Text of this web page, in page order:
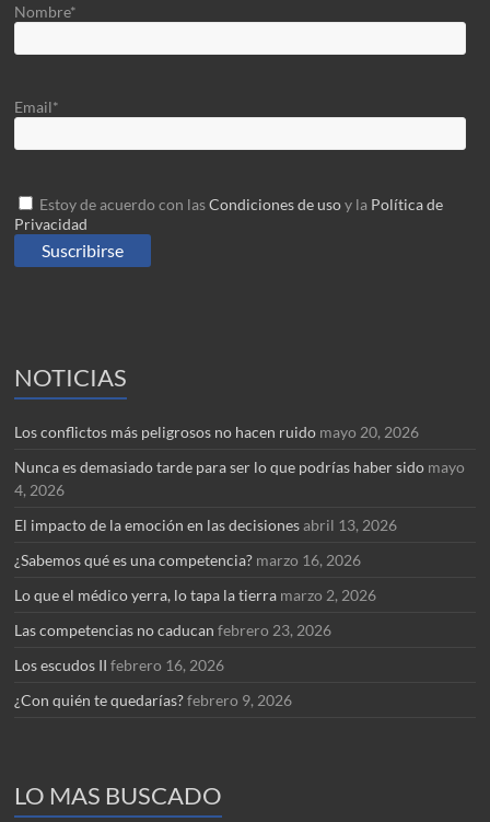
Nombre*
Email*
Estoy de acuerdo con lasCondiciones de usoy la Política de
Privacidad
NOTICIAS
Los conflictos más peligrosos no hacen ruido mayo 20, 2026
Nunca es demasiado tarde para ser lo que podrías haber sido mayo
4, 2026
El impacto de la emoción en las decisiones abril 13, 2026
¿Sabemos qué es una competencia? marzo 16, 2026
Lo que el médico yerra, lo tapa la tierra marzo 2, 2026
Las competencias no caducan febrero 23, 2026
Los escudos II febrero 16, 2026
¿Con quién te quedarías? febrero 9, 2026
LO MAS BUSCADO